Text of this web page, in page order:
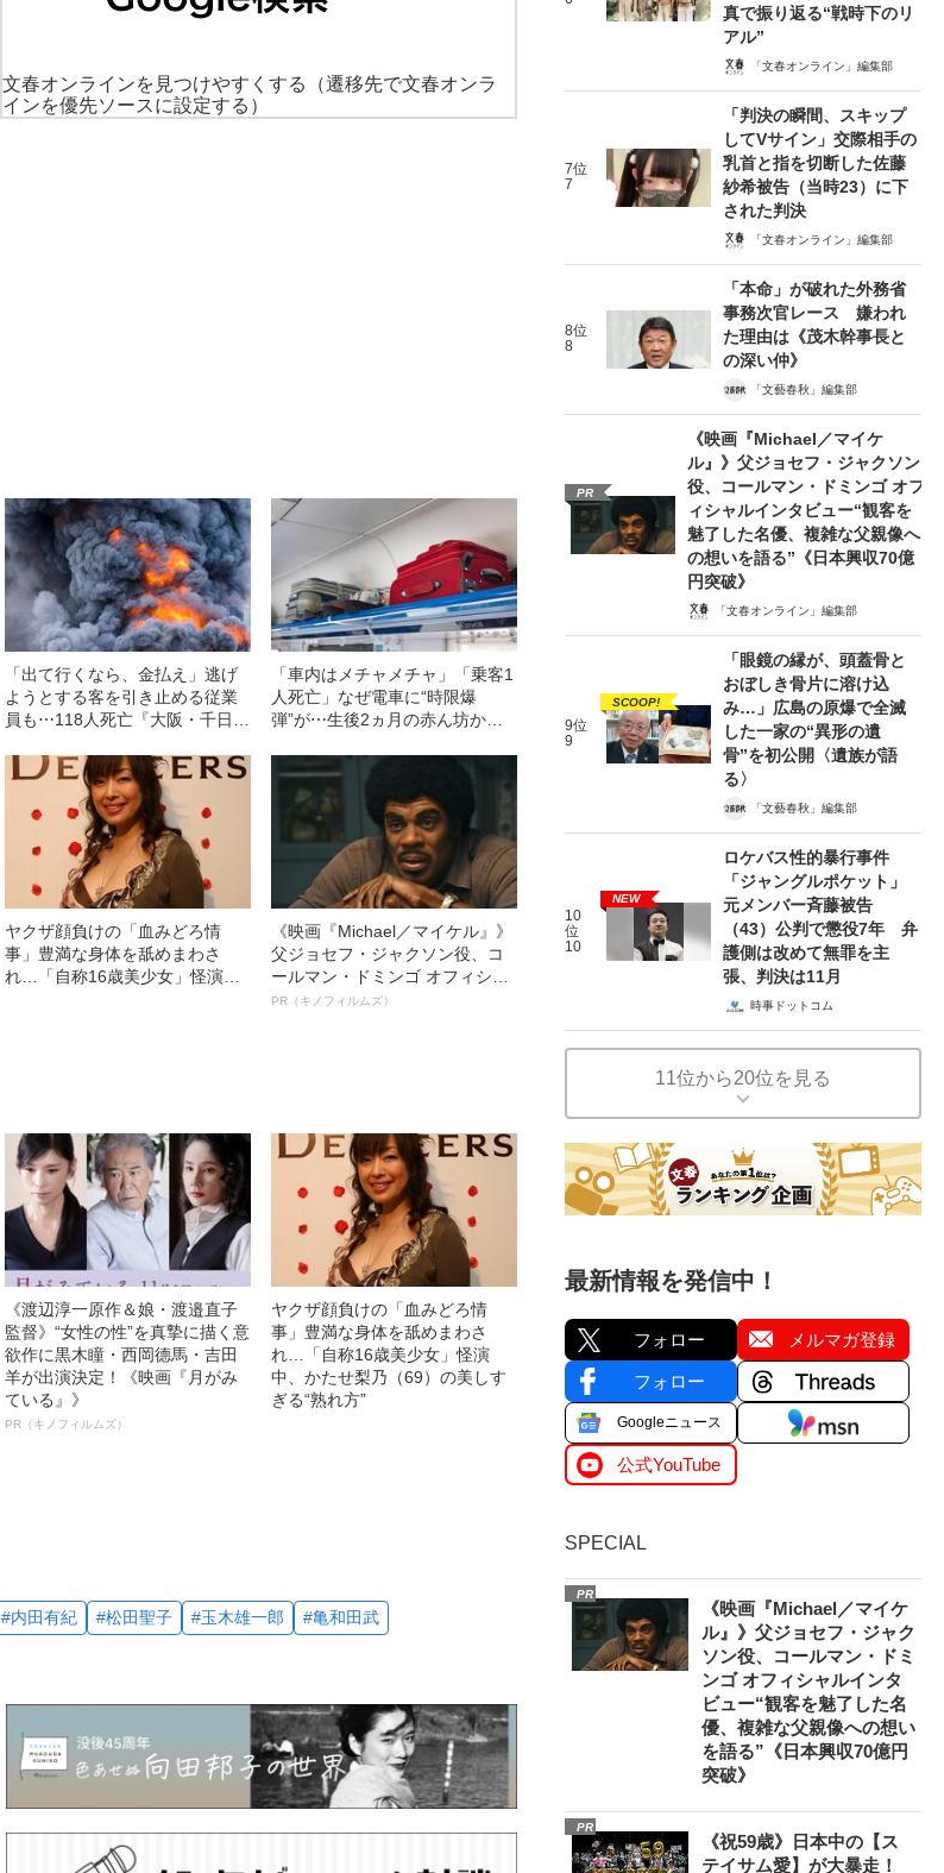
文春オンラインを見つけやすくする
（遷移先で文春オンラ
インを優先ソースに設定する）
「出て行くなら、金払え」逃げ
ようとする客を引き止める従業
員も⋯118人死亡『大阪・千日デ
（昭和47年の事件）
「車内はメチャメチャ」「乗客1
人死亡」なぜ電車に“時限爆
弾”が⋯生後2ヵ月の赤ん坊から
件》はなぜ起きた？（昭和43年
の事件）
ヤクザ顔負けの「血みどろ情
事」豊満な身体を舐めまわさ
れ…「自称16歳美少女」怪演
《映画『Michael／マイケル』》
父ジョセフ・ジャクソン役、コ
ールマン・ドミンゴ オフィシャ
ルインタビュー“観客を魅了した
PR（キノフィルムズ）
《渡辺淳一原作＆娘・渡邉直子
監督》“女性の性”を真摯に描く意
欲作に黒木瞳・西岡德馬・吉田
羊が出演決定！《映画『月がみ
ている』》
PR（キノフィルムズ）
ヤクザ顔負けの「血みどろ情
事」豊満な身体を舐めまわさ
れ…「自称16歳美少女」怪演
中、かたせ梨乃（69）の美しす
ぎる“熟れ方”
#内田有紀 #松田聖子 #玉木雄一郎 #亀和田武
真で振り返る“戦時下のリ
アル”
「文春オンライン」編集部
7位
7
「判決の瞬間、スキップ
してVサイン」交際相手の
乳首と指を切断した佐藤
紗希被告（当時23）に下
された判決
「文春オンライン」編集部
8位
8
「本命」が破れた外務省
事務次官レース 嫌われ
た理由は《茂木幹事長と
の深い仲》
「文藝春秋」編集部
PR
《映画『Michael／マイケ
ル』》父ジョセフ・ジャクソン
役、コールマン・ドミンゴ オフ
ィシャルインタビュー“観客を
魅了した名優、複雑な父親像へ
の想いを語る”《日本興収70億
円突破》
「文春オンライン」編集部
9位
9
SCOOP!
「眼鏡の縁が、頭蓋骨と
おぼしき骨片に溶け込
み…」広島の原爆で全滅
した一家の“異形の遺
骨”を初公開〈遺族が語
る〉
「文藝春秋」編集部
10
位
10
NEW
ロケバス性的暴行事件
「ジャングルポケット」
元メンバー斉藤被告
（43）公判で懲役7年 弁
護側は改めて無罪を主
張、判決は11月
時事ドットコム
11位から20位を見る
最新情報を発信中！
フォロー メルマガ登録
フォロー
Googleニュース
公式YouTube
SPECIAL
PR
《映画『Michael／マイケ
ル』》父ジョセフ・ジャク
ソン役、コールマン・ドミ
ンゴ オフィシャルインタ
ビュー“観客を魅了した名
優、複雑な父親像への想い
を語る”《日本興収70億円
突破》
PR
《祝59歳》日本中の【ス
テイサム愛】が大暴走！